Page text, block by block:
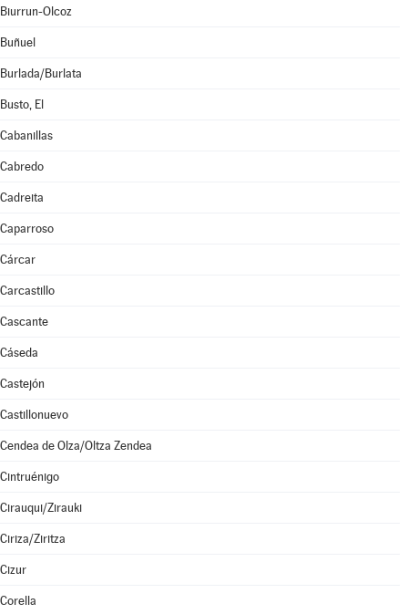
Biurrun-Olcoz
Buñuel
Burlada/Burlata
Busto, El
Cabanillas
Cabredo
Cadreita
Caparroso
Cárcar
Carcastillo
Cascante
Cáseda
Castejón
Castillonuevo
Cendea de Olza/Oltza Zendea
Cintruénigo
Cirauqui/Zirauki
Ciriza/Ziritza
Cizur
Corella